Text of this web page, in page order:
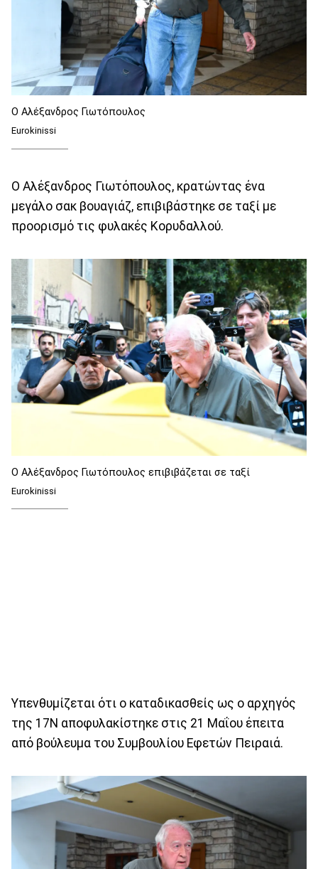
Ο Αλέξανδρος Γιωτόπουλος
Eurokinissi
Ο Αλέξανδρος Γιωτόπουλος, κρατώντας ένα
μεγάλο σακ βουαγιάζ, επιβιβάστηκε σε ταξί με
προορισμό τις φυλακές Κορυδαλλού.
Ο Αλέξανδρος Γιωτόπουλος επιβιβάζεται σε ταξί
Eurokinissi
Υπενθυμίζεται ότι ο καταδικασθείς ως ο αρχηγός
της 17Ν αποφυλακίστηκε στις 21 Μαΐου έπειτα
από βούλευμα του Συμβουλίου Εφετών Πειραιά.